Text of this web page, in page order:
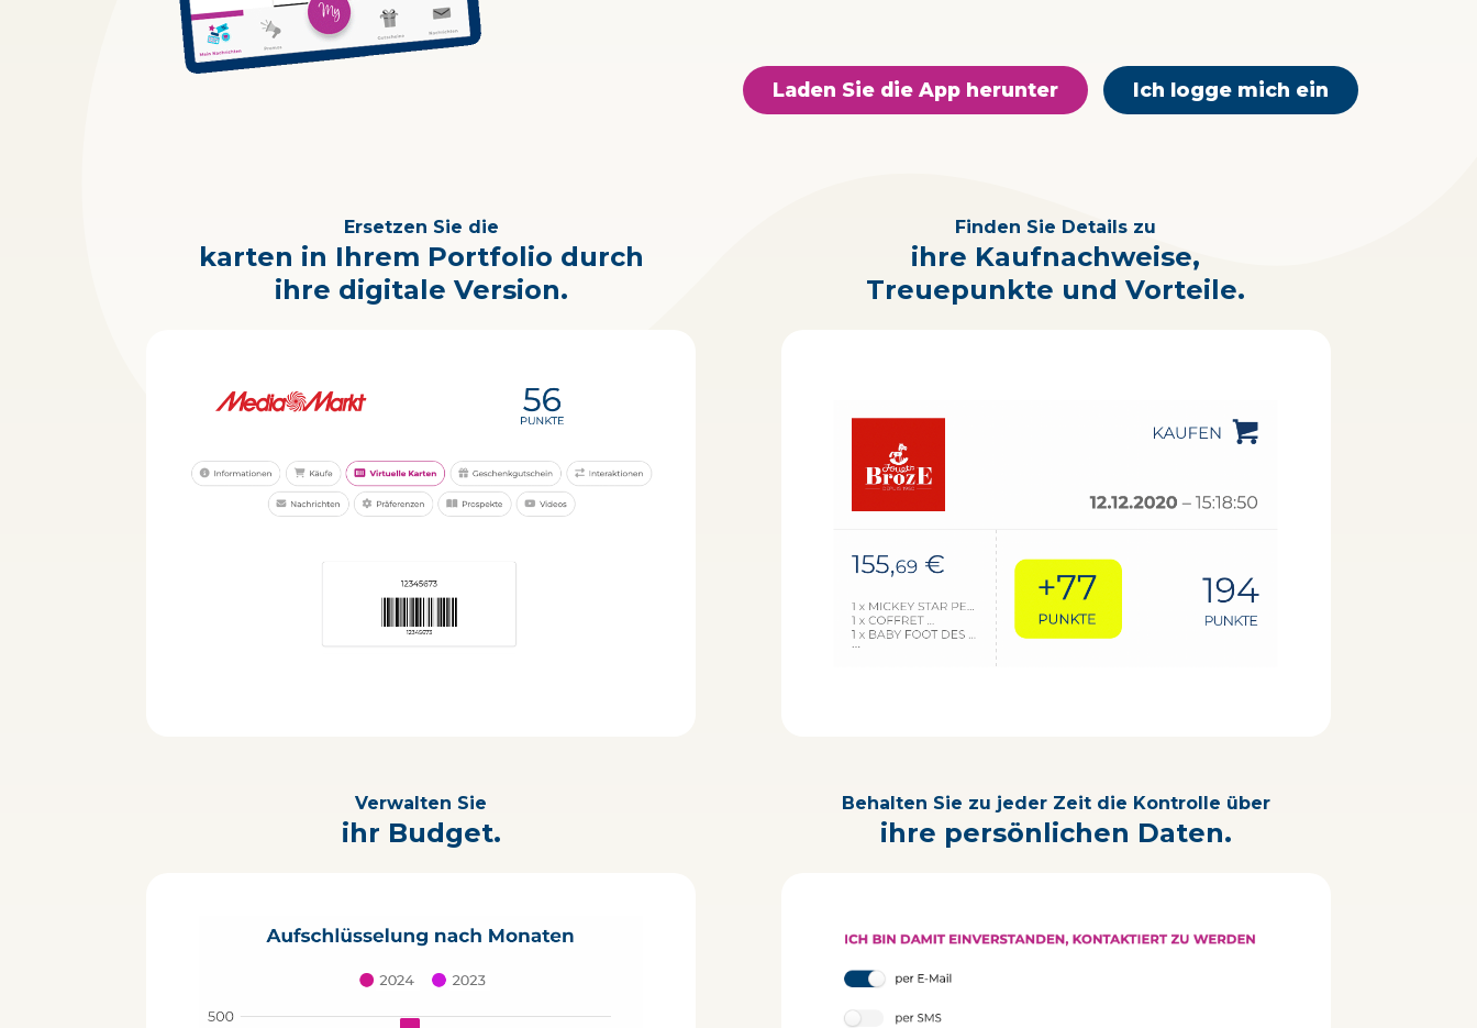
Laden Sie die App herunter Ich logge mich ein
Ersetzen Sie die
karten in Ihrem Portfolio durch
ihre digitale Version.
Finden Sie Details zu
ihre Kaufnachweise,
Treuepunkte und Vorteile.
Verwalten Sie
ihr Budget.
Behalten Sie zu jeder Zeit die Kontrolle über
ihre persönlichen Daten.